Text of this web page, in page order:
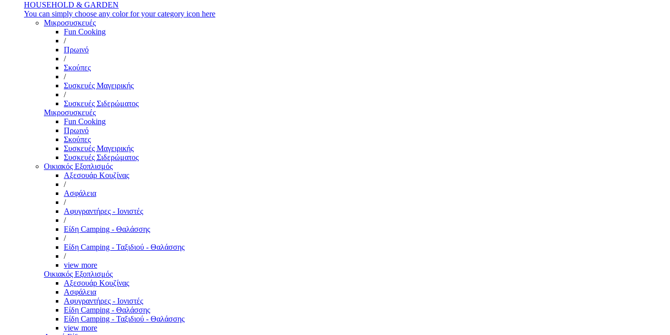
HOUSEHOLD & GARDEN
You can simply choose any color for your category icon here
Μικροσυσκευές
Fun Cooking
/
Πρωινό
/
Σκούπες
/
Συσκευές Μαγειρικής
/
Συσκευές Σιδερώματος
Μικροσυσκευές
Fun Cooking
Πρωινό
Σκούπες
Συσκευές Μαγειρικής
Συσκευές Σιδερώματος
Οικιακός Εξοπλισμός
Αξεσουάρ Κουζίνας
/
Ασφάλεια
/
Αφυγραντήρες - Ιονιστές
/
Είδη Camping - Θαλάσσης
/
Είδη Camping - Ταξιδιού - Θαλάσσης
/
view more
Οικιακός Εξοπλισμός
Αξεσουάρ Κουζίνας
Ασφάλεια
Αφυγραντήρες - Ιονιστές
Είδη Camping - Θαλάσσης
Είδη Camping - Ταξιδιού - Θαλάσσης
view more